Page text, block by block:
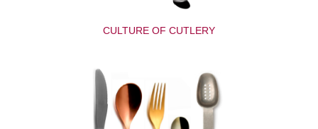
CULTURE OF CUTLERY